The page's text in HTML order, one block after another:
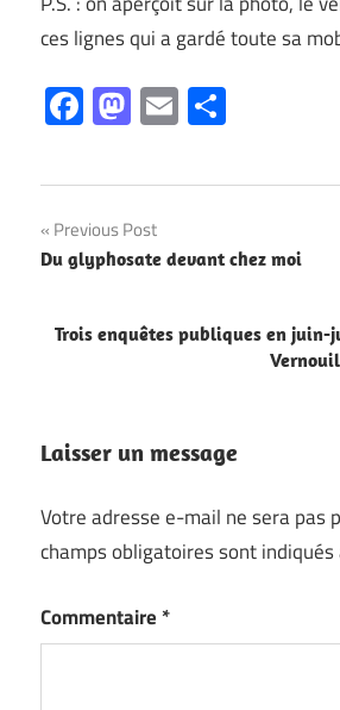
ces lignes qui a gardé toute sa
Facebook
Mastodon
Email
Navigation
de
l’article
Previous Post
Du glyphosate devant chez moi
Trois enquêtes publiques en
Laisser un message
Votre adresse e-mail ne sera pas
champs obligatoires sont indiqués
Commentaire *